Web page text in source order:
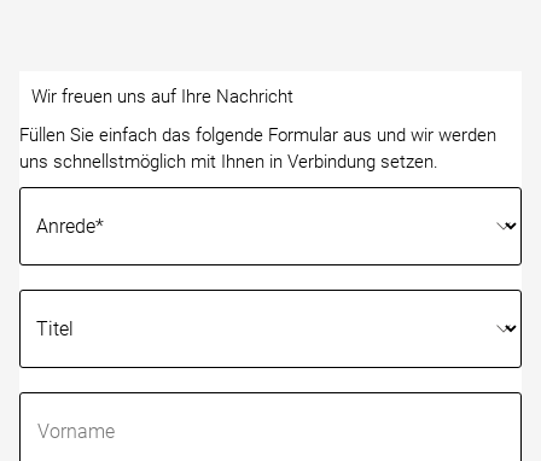
Wir freuen uns auf Ihre Nachricht
Füllen Sie einfach das folgende Formular aus und wir werden
uns schnellstmöglich mit Ihnen in Verbindung setzen.